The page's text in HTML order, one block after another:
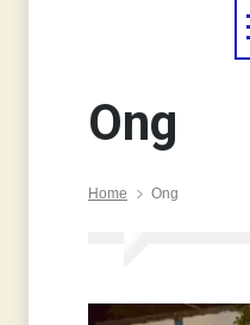
Ong
Home Ong